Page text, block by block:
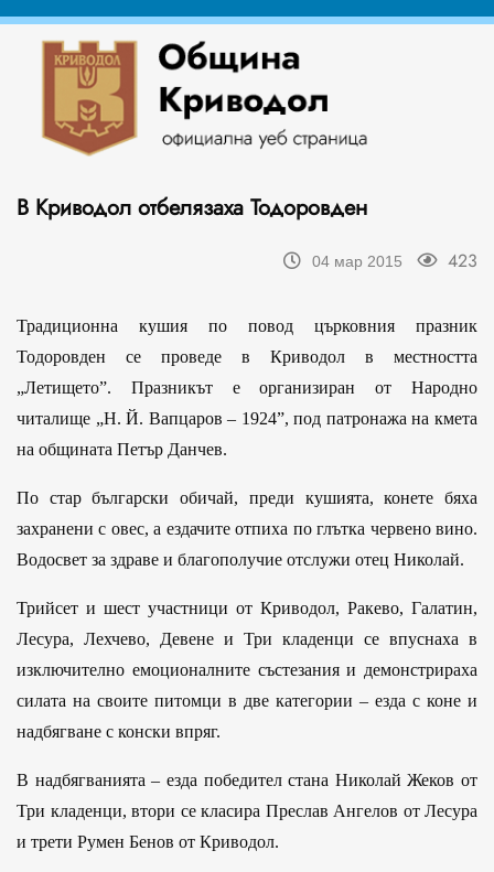
В Криводол отбелязаха Тодоровден
04 мар 2015 423
Традиционна кушия по повод църковния празник
Тодоровден се проведе в Криводол в местността
„Летището”. Празникът е организиран от Народно
читалище „Н. Й. Вапцаров – 1924”, под патронажа на кмета
на общината Петър Данчев.
По стар български обичай, преди кушията, конете бяха
захранени с овес, а ездачите отпиха по глътка червено вино.
Водосвет за здраве и благополучие отслужи отец Николай.
Трийсет и шест участници от Криводол, Ракево, Галатин,
Лесура, Лехчево, Девене и Три кладенци се впуснаха в
изключително емоционалните състезания и демонстрираха
силата на своите питомци в две категории – езда с коне и
надбягване с конски впряг.
В надбягванията – езда победител стана Николай Жеков от
Три кладенци, втори се класира Преслав Ангелов от Лесура
и трети Румен Бенов от Криводол.